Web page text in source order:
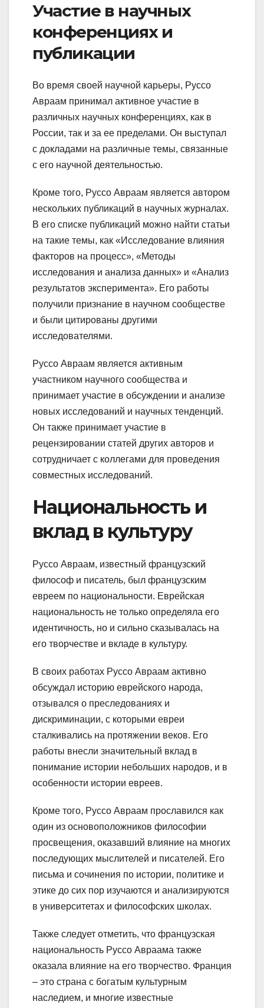
Участие в научных
конференциях и
публикации
Во время своей научной карьеры, Руссо
Авраам принимал активное участие в
различных научных конференциях, как в
России, так и за ее пределами. Он выступал
с докладами на различные темы, связанные
с его научной деятельностью.
Кроме того, Руссо Авраам является автором
нескольких публикаций в научных журналах.
В его списке публикаций можно найти статьи
на такие темы, как «Исследование влияния
факторов на процесс», «Методы
исследования и анализа данных» и «Анализ
результатов эксперимента». Его работы
получили признание в научном сообществе
и были цитированы другими
исследователями.
Руссо Авраам является активным
участником научного сообщества и
принимает участие в обсуждении и анализе
новых исследований и научных тенденций.
Он также принимает участие в
рецензировании статей других авторов и
сотрудничает с коллегами для проведения
совместных исследований.
Национальность и
вклад в культуру
Руссо Авраам, известный французский
философ и писатель, был французским
евреем по национальности. Еврейская
национальность не только определяла его
идентичность, но и сильно сказывалась на
его творчестве и вкладе в культуру.
В своих работах Руссо Авраам активно
обсуждал историю еврейского народа,
отзывался о преследованиях и
дискриминации, с которыми евреи
сталкивались на протяжении веков. Его
работы внесли значительный вклад в
понимание истории небольших народов, и в
особенности истории евреев.
Кроме того, Руссо Авраам прославился как
один из основоположников философии
просвещения, оказавший влияние на многих
последующих мыслителей и писателей. Его
письма и сочинения по истории, политике и
этике до сих пор изучаются и анализируются
в университетах и философских школах.
Также следует отметить, что французская
национальность Руссо Авраама также
оказала влияние на его творчество. Франция
– это страна с богатым культурным
наследием, и многие известные